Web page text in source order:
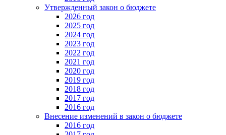
Утвержденный закон о бюджете
2026 год
2025 год
2024 год
2023 год
2022 год
2021 год
2020 год
2019 год
2018 год
2017 год
2016 год
Внесение изменений в закон о бюджете
2016 год